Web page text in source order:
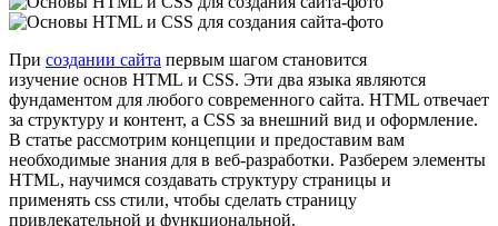
При создании сайта первым шагом становится
изучение основ HTML и CSS. Эти два языка являются
фундаментом для любого современного сайта. HTML отвечает
за структуру и контент, а CSS за внешний вид и оформление.
В статье рассмотрим концепции и предоставим вам
необходимые знания для в веб-разработки. Разберем элементы
HTML, научимся создавать структуру страницы и
применять css стили, чтобы сделать страницу
привлекательной и функциональной.